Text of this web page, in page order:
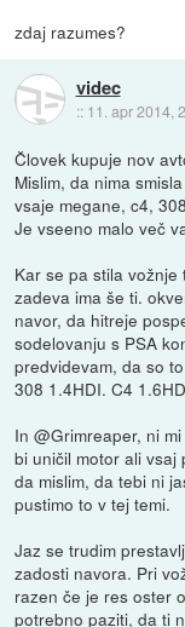
zdaj razumes?
videc
:: 11. apr 2014,
Človek kupuje nov
Mislim, da nima
vsaje megane, c4,
Je vseeno malo več
Kar se pa stila vožnje
zadeva ima še ti.
navor, da hitreje
sodelovanju s PSA
predvidevam, da so
308 1.4HDI. C4
In @Grimreaper, ni
bi uničil motor ali vsaj
da mislim, da tebi ni
pustimo to v tej temi.
Jaz se trudim
zadosti navora. Pri
razen če je res oster
potrebno paziti, da ti